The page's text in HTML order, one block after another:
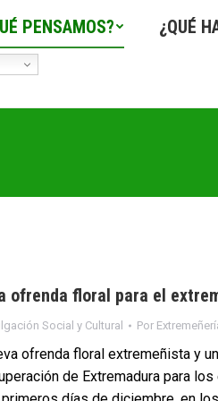
PENSAMOS? ¿QUÉ
ofrenda floral para el
Social y Cultural Por
ofrenda floral extremeñista y
de Extremadura para